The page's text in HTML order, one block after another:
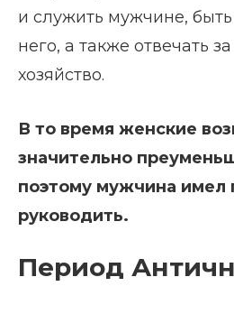
и служить мужчине,
него, а также отвечать
хозяйство.
В то время женские
значительно
поэтому мужчина имел
руководить.
Период